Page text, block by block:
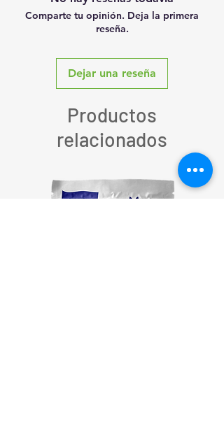
Comparte tu opinión. Deja la primera
reseña.
Dejar una reseña
Productos
relacionados